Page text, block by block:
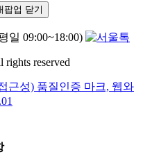
팝업 닫기
일 09:00~18:00)
reserved